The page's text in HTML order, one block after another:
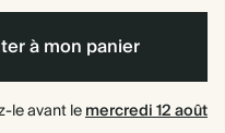
à mon panier
le avant lemercredi 12 août